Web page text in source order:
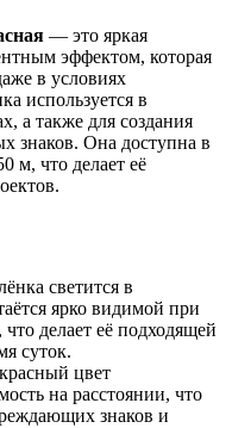
— это яркая
эффектом, которая
в условиях
используется в
а также для создания
знаков. Она доступна в
м, что делает её
светится в
ярко видимой при
делает её подходящей
суток.
цвет
на расстоянии, что
знаков и